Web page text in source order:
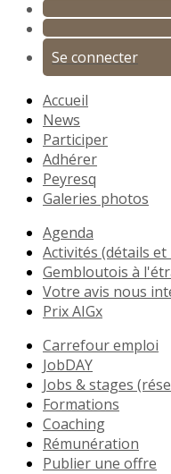
Se connecter
Accueil
News
Participer
Adhérer
Peyresq
Galeries photos
Agenda
Activités (détails
Gembloutois à
Votre avis nous
Prix AIGx
Carrefour emploi
JobDAY
Jobs & stages
Formations
Coaching
Rémunération
Publier une offre